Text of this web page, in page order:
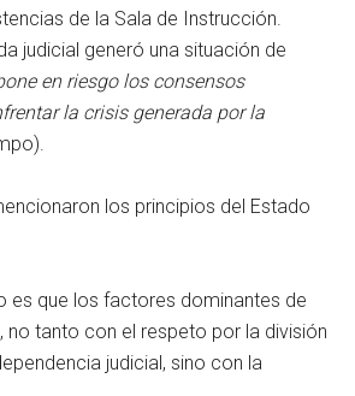
de la Sala de Instrucción.
judicial generó una situación de
en riesgo los consensos
la crisis generada por la
los principios del Estado
es que los factores dominantes de
no tanto con el respeto por la división
judicial, sino con la